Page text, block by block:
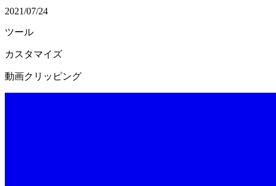
2021/07/24
ツール
カスタマイズ
動画クリッピング